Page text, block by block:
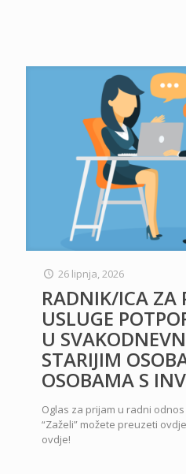
26 lipnja, 2026
RADNIK/ICA ZA
USLUGE
U
STARIJIM
OSOBAMA S
Oglas za prijam u radni
“Zaželi” možete preuzeti
ovdje!